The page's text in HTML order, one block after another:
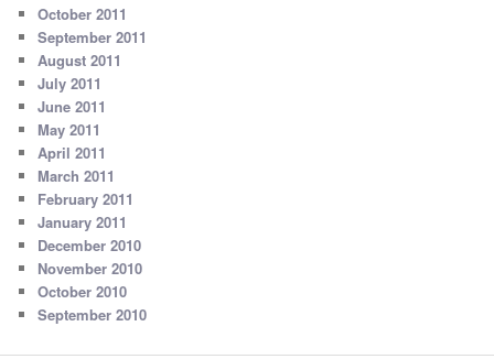
October 2011
September 2011
August 2011
July 2011
June 2011
May 2011
April 2011
March 2011
February 2011
January 2011
December 2010
November 2010
October 2010
September 2010